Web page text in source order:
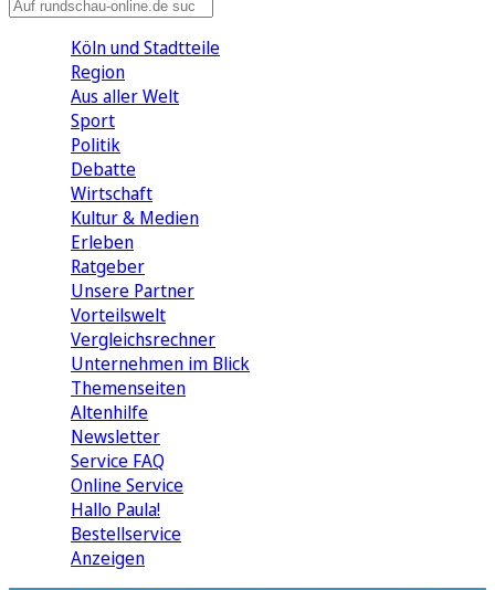
Köln und Stadtteile
Region
Aus aller Welt
Sport
Politik
Debatte
Wirtschaft
Kultur & Medien
Erleben
Ratgeber
Unsere Partner
Vorteilswelt
Vergleichsrechner
Unternehmen im Blick
Themenseiten
Altenhilfe
Newsletter
Service FAQ
Online Service
Hallo Paula!
Bestellservice
Anzeigen